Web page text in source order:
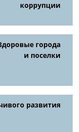
коррупции
города
и поселки
развития